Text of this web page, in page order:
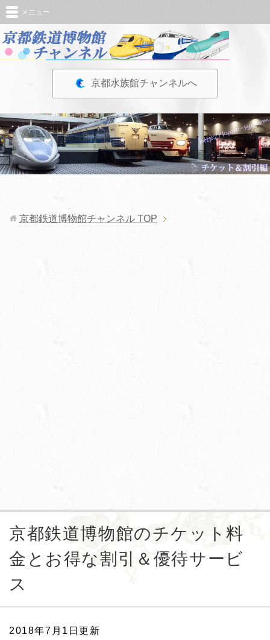
京都水族館チャンネルへ
メニュー
京都鉄道博物館チャンネル TOP
京都鉄道博物館のチケット料
金とお得な割引＆優待サービ
ス
2018年7月1日更新